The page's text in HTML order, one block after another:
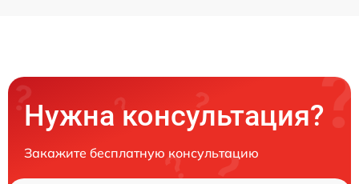
Нужна консультация?
Закажите бесплатную консультацию